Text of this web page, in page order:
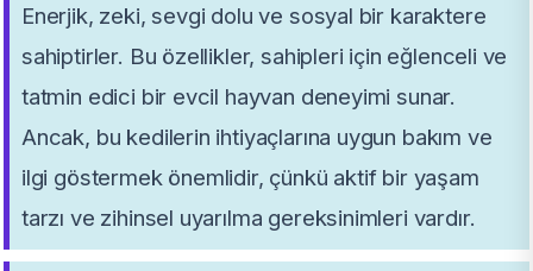
Enerjik, zeki, sevgi dolu ve sosyal bir karaktere
sahiptirler. Bu özellikler, sahipleri için eğlenceli ve
tatmin edici bir evcil hayvan deneyimi sunar.
Ancak, bu kedilerin ihtiyaçlarına uygun bakım ve
ilgi göstermek önemlidir, çünkü aktif bir yaşam
tarzı ve zihinsel uyarılma gereksinimleri vardır.